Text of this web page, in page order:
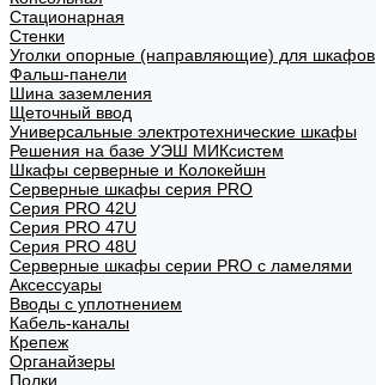
Стационарная
Стенки
Уголки опорные (направляющие) для шкафов
Фальш-панели
Шина заземления
Щеточный ввод
Универсальные электротехнические шкафы
Решения на базе УЭШ МИКсистем
Шкафы серверные и Колокейшн
Серверные шкафы серия PRO
Серия PRO 42U
Серия PRO 47U
Серия PRO 48U
Серверные шкафы серии PRO с ламелями
Аксессуары
Вводы с уплотнением
Кабель-каналы
Крепеж
Органайзеры
Полки